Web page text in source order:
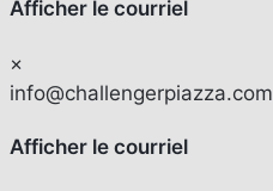
Afficher le courriel
×
info@challengerpiazza.com
Afficher le courriel